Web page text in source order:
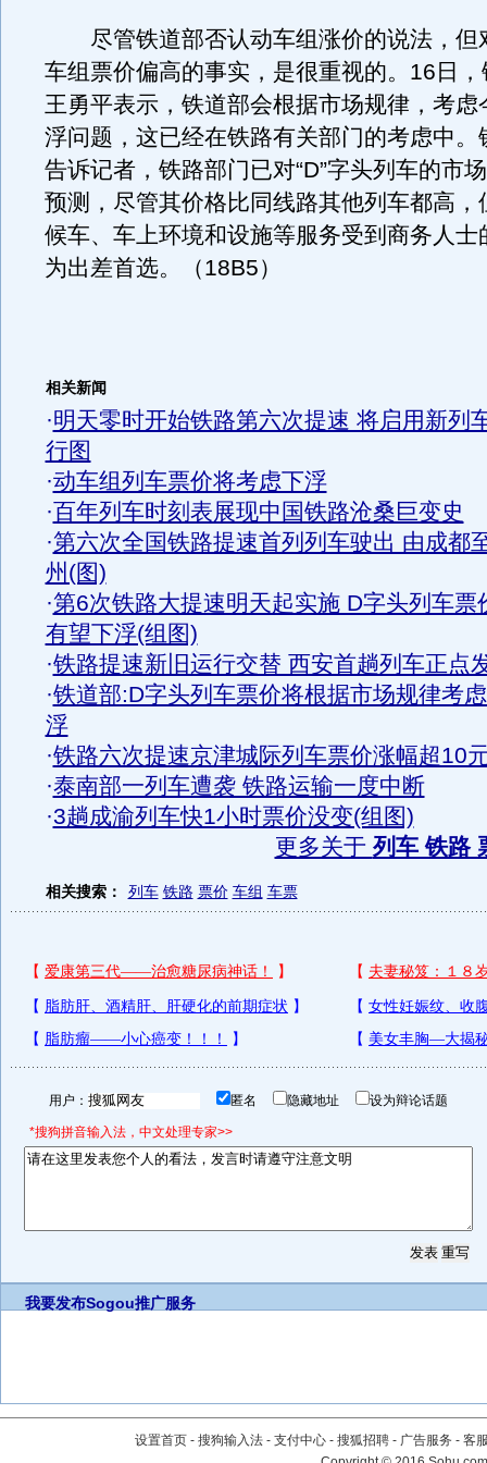
尽管铁道部否认动车组涨价的说法，但
车组票价偏高的事实，是很重视的。16日
王勇平表示，铁道部会根据市场规律，考虑
浮问题，这已经在铁路有关部门的考虑中。
告诉记者，铁路部门已对“D”字头列车的市
预测，尽管其价格比同线路其他列车都高，
候车、车上环境和设施等服务受到商务人士
为出差首选。（18B5）
相关新闻
·明天零时开始铁路第六次提速 将启用新列
行图
·动车组列车票价将考虑下浮
·百年列车时刻表展现中国铁路沧桑巨变史
·第六次全国铁路提速首列列车驶出 由成都
州(图)
·第6次铁路大提速明天起实施 D字头列车票
有望下浮(组图)
·铁路提速新旧运行交替 西安首趟列车正点
·铁道部:D字头列车票价将根据市场规律考
浮
·铁路六次提速京津城际列车票价涨幅超10
·泰南部一列车遭袭 铁路运输一度中断
·3趟成渝列车快1小时票价没变(组图)
更多关于 列车 铁路
相关搜索： 列车 铁路 票价 车组 车票
用户： 匿名 隐藏地址 设为辩论话题
*搜狗拼音输入法，中文处理专家>>
我要发布Sogou推广服务
设置首页 - 搜狗输入法 - 支付中心 - 搜狐招聘 - 广告服务 - 客